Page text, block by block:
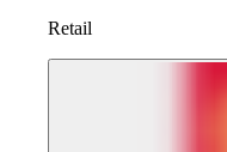
Retail